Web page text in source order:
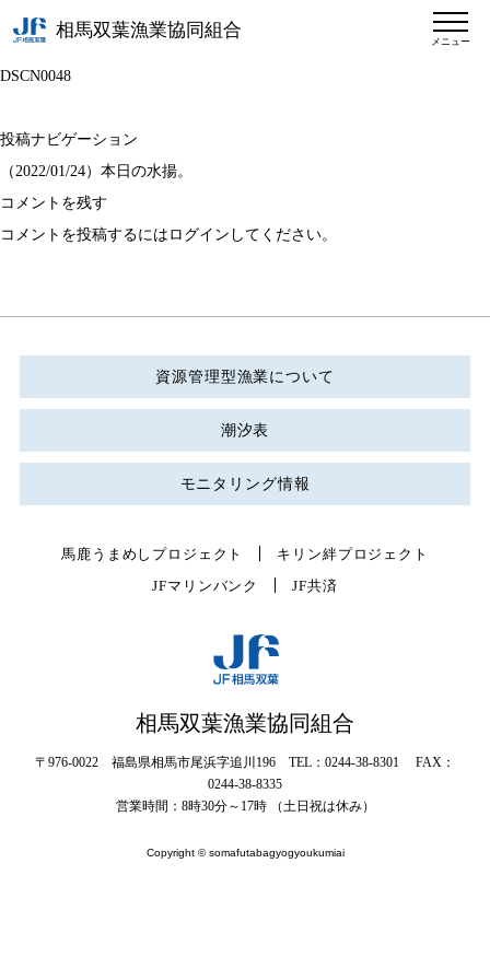
相馬双葉漁業協同組合
メニュー
DSCN0048
投稿ナビゲーション
（2022/01/24）本日の水揚。
コメントを残す
コメントを投稿するには ログイン してください。
資源管理型漁業について
潮汐表
モニタリング情報
馬鹿うまめしプロジェクト
キリン絆プロジェクト
JFマリンバンク
JF共済
相馬双葉漁業協同組合
〒976-0022 福島県相馬市尾浜字追川196 TEL：0244-38-8301 FAX：
0244-38-8335
営業時間：8時30分～17時 （土日祝は休み）
Copyright © somafutabagyogyoukumiai